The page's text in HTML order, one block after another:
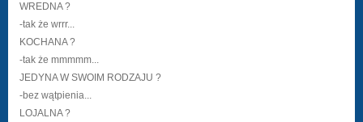
WREDNA ?
-tak że wrrr...
KOCHANA ?
-tak że mmmmm...
JEDYNA W SWOIM RODZAJU ?
-bez wątpienia...
LOJALNA ?